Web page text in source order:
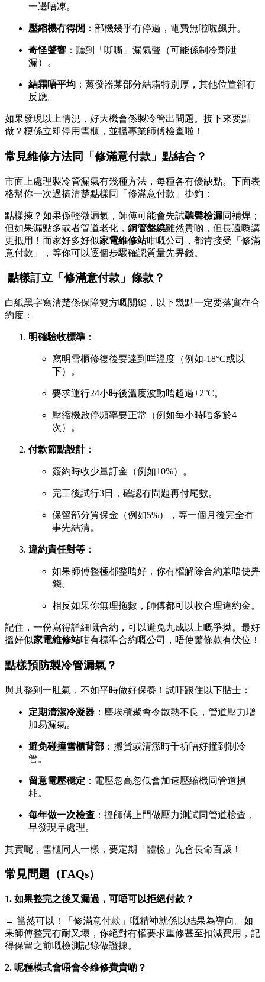
一邊唔凍。
壓縮機冇得閒 ：部機幾乎冇停過，電費無啦啦飆升。
奇怪聲響 ：聽到「嘶嘶」漏氣聲（可能係制冷劑泄
漏）。
結霜唔平均 ：蒸發器某部分結霜特別厚，其他位置卻冇
反應。
如果發現以上情況，好大機會係製冷管出問題。接下來要點
做？梗係立即停用雪櫃，並搵專業師傅檢查啦！
常見維修方法同「修滿意付款」點結合？
市面上處理製冷管漏氣有幾種方法，每種各有優缺點。下面表
格幫你一次過搞清楚點樣同「修滿意付款」掛鉤：
點樣揀？如果係輕微漏氣，師傅可能會先試聽聲檢漏同補焊；
但如果漏點多或者管道老化， 銅管盤繞雖然貴啲，但長遠嚟講
更抵用！而家好多好似家電維修站咁嘅公司，都肯接受「修滿
意付款」，等你可以逐個步驟確認質量先畀錢。
️ 點樣訂立「修滿意付款」條款？
白紙黑字寫清楚係保障雙方嘅關鍵，以下幾點一定要落實在合
約度：
明確驗收標準 ：
寫明雪櫃修復後要達到咩溫度（例如-18°C或以
下）。
要求運行24小時後溫度波動唔超過±2°C。
壓縮機啟停頻率要正常（例如每小時唔多於4
次）。
付款節點設計：
簽約時收少量訂金（例如10%）。
完工後試行3日，確認冇問題再付尾數。
保留部分質保金（例如5%），等一個月後完全冇
事先結清。
違約責任對等 ：
如果師傅整極都整唔好，你有權解除合約兼唔使畀
錢。
相反如果你無理拖數，師傅都可以收合理違約金。
記住，一份寫得詳細嘅合約，可以避免九成以上嘅爭拗。最好
搵好似家電維修站咁有標準合約嘅公司，唔使驚條款有伏位！
點樣預防製冷管漏氣？
與其整到一肚氣，不如平時做好保養！試吓跟住以下貼士：
定期清潔冷凝器 ：塵埃積聚會令散熱不良，管道壓力增
加易漏氣。
避免碰撞雪櫃背部 ：搬貨或清潔時千祈唔好撞到制冷
管。
留意電壓穩定 ：電壓忽高忽低會加速壓縮機同管道損
耗。
每年做一次檢查 ：搵師傅上門做壓力測試同管道檢查，
早發現早處理。
其實呢，雪櫃同人一樣，要定期「體檢」先會長命百歲！
常見問題（FAQs）
1. 如果整完之後又漏過，可唔可以拒絕付款？
→ 當然可以！「修滿意付款」嘅精神就係以結果為導向。如
果師傅整完冇耐又壞，你絕對有權要求重修甚至扣減費用，記
得保留之前嘅檢測記錄做證據。
2. 呢種模式會唔會令維修費貴啲？